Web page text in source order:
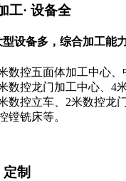
工· 设备全
型设备多，综合加工能
数控五面体加工中心、
数控龙门加工中心、4
数控立车、2米数控龙
镗铣床等。
定制